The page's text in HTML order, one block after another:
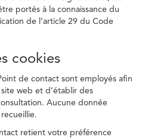
portés à la connaissance du
de l’article 29 du Code
cookies
de contact sont employés afin
web et d’établir des
Aucune donnée
retient votre préférence